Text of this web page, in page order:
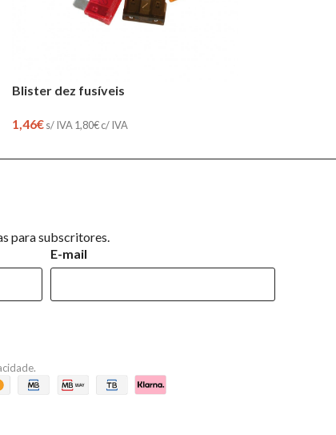
Blister dez fusíveis
1,46€s/ IVA 1,80€c/ IVA
para subscritores.
E-mail
.